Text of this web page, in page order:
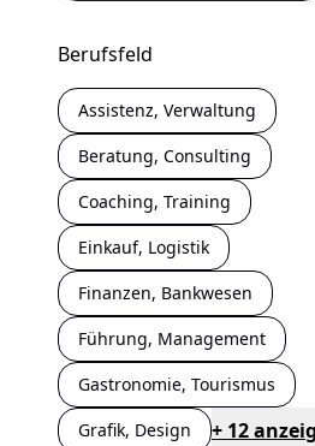
Berufsfeld
Assistenz, Verwaltung
Beratung, Consulting
Coaching, Training
Einkauf, Logistik
Finanzen, Bankwesen
Führung, Management
Gastronomie, Tourismus
Grafik, Design
+ 12